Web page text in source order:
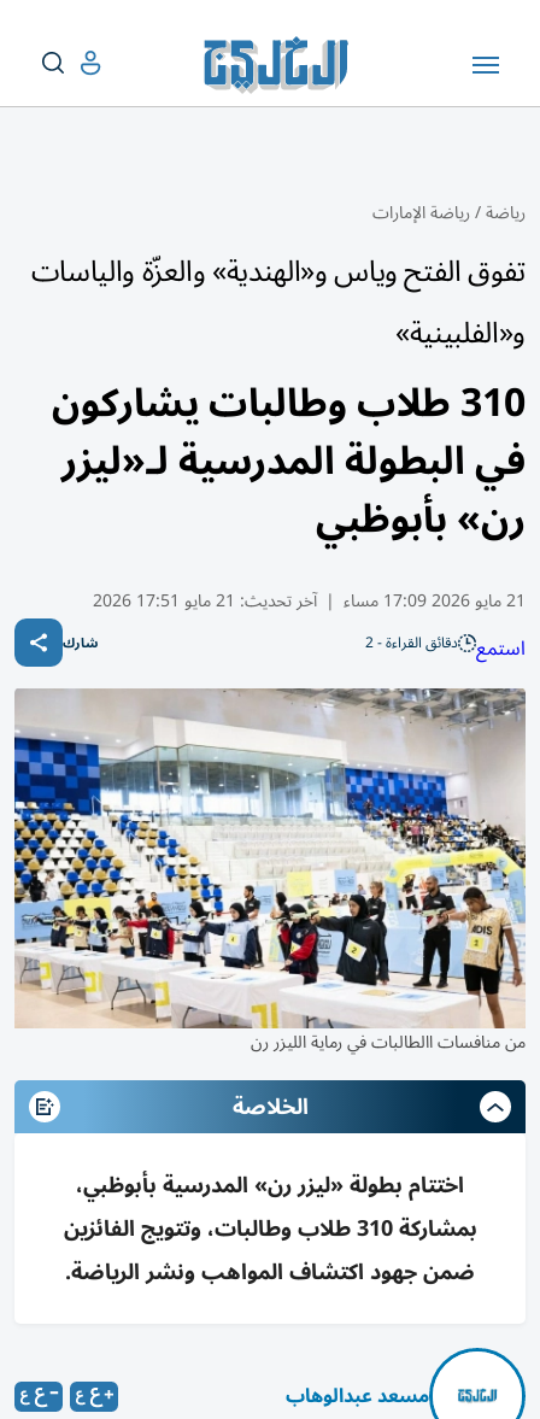
رياضة/رياضة الإمارات
تفوق الفتح وياس و«الهندية» والعزّة والياسات
و«الفلبينية»
310 طلاب وطالبات يشاركون
في البطولة المدرسية لـ«ليزر
رن» بأبوظبي
21 مايو 2026 17:09 مساء | آخر تحديث: 21 مايو 17:51 2026
استمع دقائق القراءة - 2 شارك
من منافسات االطالبات في رماية الليزر رن
الخلاصة
اختتام بطولة «ليزر رن» المدرسية بأبوظبي،
بمشاركة 310 طلاب وطالبات، وتتويج الفائزين
ضمن جهود اكتشاف المواهب ونشر الرياضة.
مسعد عبدالوهاب